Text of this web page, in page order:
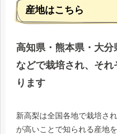
産地はこちら
高知県・熊本県・大
などで栽培され、そ
ります
新高梨は全国各地で栽培さ
が高いことで知られる産地